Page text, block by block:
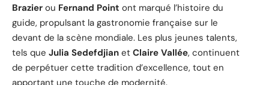
Brazier ou Fernand Point ont marqué l’histoire du
guide, propulsant la gastronomie française sur le
devant de la scène mondiale. Les plus jeunes talents,
tels que Julia Sedefdjian et Claire Vallée, continuent
de perpétuer cette tradition d’excellence, tout en
apportant une touche de modernité.